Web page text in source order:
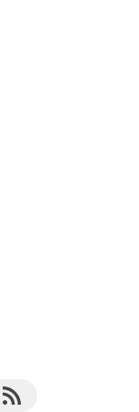
RSS Feed